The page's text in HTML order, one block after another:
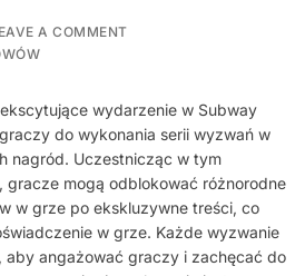
A COMMENTON
POLOWANIE:
UKOŃCZENIE
WYZWAŃ,
ODBLOKOWANIE
NAGRÓD,
UDZIAŁ
W
WYDARZENIU
wydarzenie w Subway
do wykonania serii wyzwań w
nagród. Uczestnicząc w tym
gracze mogą odblokować różnorodne
w grze po ekskluzywne treści, co
w grze. Każde wyzwanie
aby angażować graczy i zachęcać do